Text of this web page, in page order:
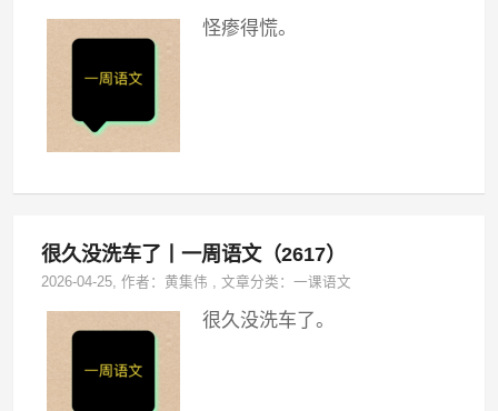
怪瘆得慌。
很久没洗车了丨一周语文（2617）
2026-04-25, 作者：黄集伟 ,文章分类：一课语文
很久没洗车了。